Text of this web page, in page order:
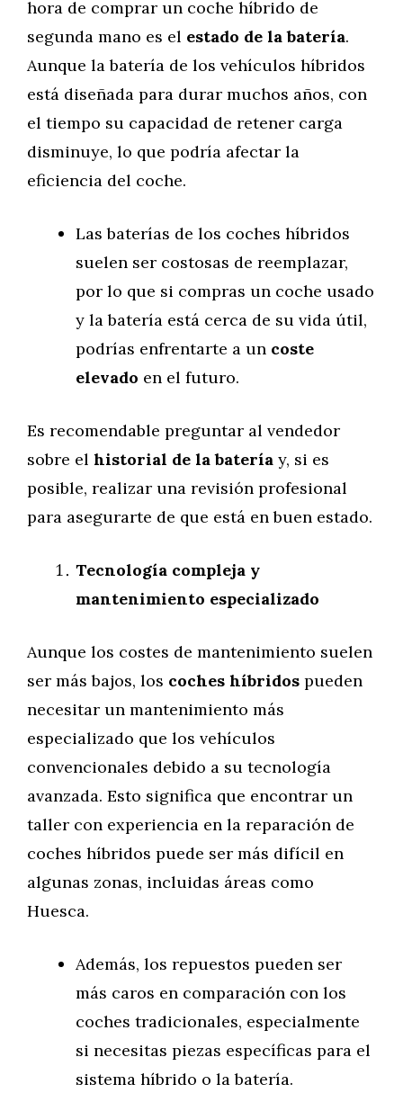
hora de comprar un coche híbrido de
segunda mano es el estado de la batería.
Aunque la batería de los vehículos híbridos
está diseñada para durar muchos años, con
el tiempo su capacidad de retener carga
disminuye, lo que podría afectar la
eficiencia del coche.
Las baterías de los coches híbridos
suelen ser costosas de reemplazar,
por lo que si compras un coche usado
y la batería está cerca de su vida útil,
podrías enfrentarte a un coste
elevado en el futuro.
Es recomendable preguntar al vendedor
sobre el historial de la batería y, si es
posible, realizar una revisión profesional
para asegurarte de que está en buen estado.
Tecnología compleja y
mantenimiento especializado
Aunque los costes de mantenimiento suelen
ser más bajos, los coches híbridos pueden
necesitar un mantenimiento más
especializado que los vehículos
convencionales debido a su tecnología
avanzada. Esto significa que encontrar un
taller con experiencia en la reparación de
coches híbridos puede ser más difícil en
algunas zonas, incluidas áreas como
Huesca.
Además, los repuestos pueden ser
más caros en comparación con los
coches tradicionales, especialmente
si necesitas piezas específicas para el
sistema híbrido o la batería.